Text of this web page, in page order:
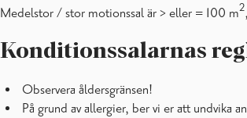
Medelstor / stor motionssal är > eller = 100 m2
Konditionssalarnas
Observera åldersgränsen!
På grund av allergier, ber vi er att undvika